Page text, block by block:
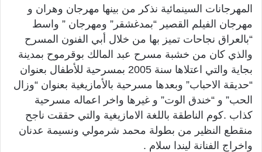
المهرجانات السينمائية نذكر من بينها مهرجان وهران و
مهرجان الفيلم القصير “بمدغشقر” ومهرجان ” واسط
“بالعراق نجاحات تميز بها من خلال أبي الفنون المسرح
والذي كان من خشبة مسرح عبد المالك بوقرموح بمدينة
بجاية والتي اعتلاها سنة 2005 بمسرحية للأطفال بعنوان
“حديقة الاحباب” وبعدها مسرحية بالأمازيغية بعنوان “وزال
الحب” و “خندق الوت” و غيرها واخر اعماله مسرحية
كذاب .كوم الناطقة باللغة الامازيغية والتي حققت ناجح
منقطع النظير من بطولة محمد شرمولي ونسيمة عدنان
واخراج الفنانة ليندا سلام .